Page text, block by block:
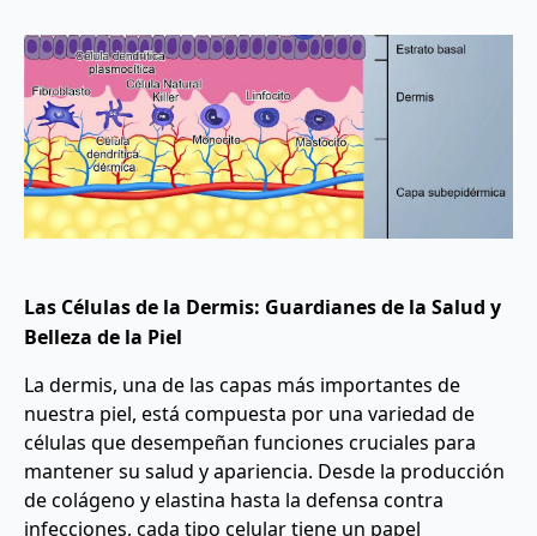
Las Células de la Dermis: Guardianes de la Salud y
Belleza de la Piel
La dermis, una de las capas más importantes de
nuestra piel, está compuesta por una variedad de
células que desempeñan funciones cruciales para
mantener su salud y apariencia. Desde la producción
de colágeno y elastina hasta la defensa contra
infecciones, cada tipo celular tiene un papel